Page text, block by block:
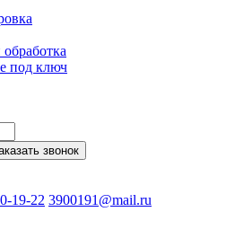
под ключ
звонок
19-22 3900191@mail.ru